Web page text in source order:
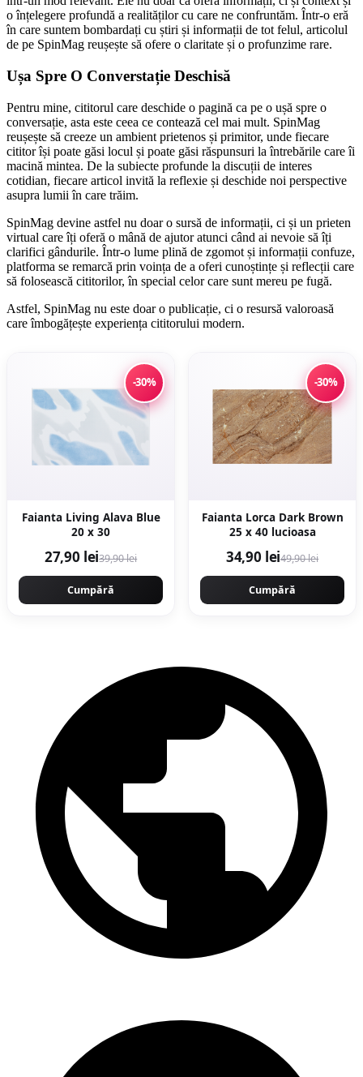
o înțelegere profundă a realităților cu care ne confruntăm. Într-o eră
în care suntem bombardați cu știri și informații de tot felul, articolul
de pe SpinMag reușește să ofere o claritate și o profunzime rare.
Ușa Spre O Converstație Deschisă
Pentru mine, cititorul care deschide o pagină ca pe o ușă spre o
conversație, asta este ceea ce contează cel mai mult. SpinMag
reușește să creeze un ambient prietenos și primitor, unde fiecare
cititor își poate găsi locul și poate găsi răspunsuri la întrebările care îi
macină mintea. De la subiecte profunde la discuții de interes
cotidian, fiecare articol invită la reflexie și deschide noi perspective
asupra lumii în care trăim.
SpinMag devine astfel nu doar o sursă de informații, ci și un prieten
virtual care îți oferă o mână de ajutor atunci când ai nevoie să îți
clarifici gândurile. Într-o lume plină de zgomot și informații confuze,
platforma se remarcă prin voința de a oferi cunoștințe și reflecții care
să folosească cititorilor, în special celor care sunt mereu pe fugă.
Astfel, SpinMag nu este doar o publicație, ci o resursă valoroasă
care îmbogățește experiența cititorului modern.
-30%
Faianta Living Alava Blue
20 x 30
27,90 lei39,90 lei
Cumpără
-30%
Faianta Lorca Dark Brown
25 x 40 lucioasa
34,90 lei49,90 lei
Cumpără